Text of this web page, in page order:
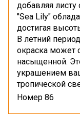
добавляя листу
"Sea Lily"
достигая
В летний
окраска может
насыщенной.
украшением
тропической
Номер 86